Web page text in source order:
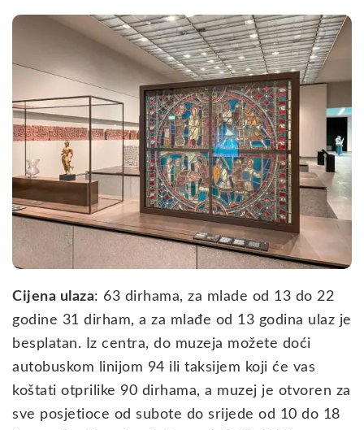
Cijena ulaza: 63 dirhama, za mlade od 13 do 22
godine 31 dirham, a za mlađe od 13 godina ulaz je
besplatan. Iz centra, do muzeja možete doći
autobuskom linijom 94 ili taksijem koji će vas
koštati otprilike 90 dirhama, a muzej je otvoren za
sve posjetioce od subote do srijede od 10 do 18